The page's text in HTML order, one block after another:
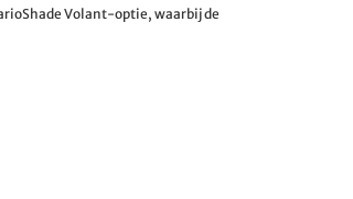
Volant-optie, waarbij de